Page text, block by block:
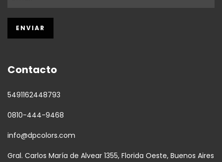
Contacto
5491162448793
0810-444-9468
info@dpcolors.com
Gral. Carlos María de Alvear 1355, Florida Oeste, Buenos Aires